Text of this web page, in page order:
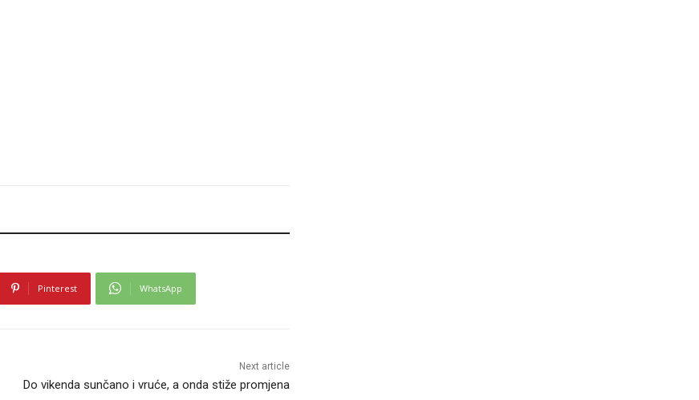
Pinterest WhatsApp
Next article
Do vikenda sunčano i vruće, a onda stiže promjena